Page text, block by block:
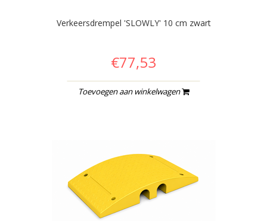
Verkeersdrempel 'SLOWLY' 10 cm zwart
€77,53
Toevoegen aan winkelwagen